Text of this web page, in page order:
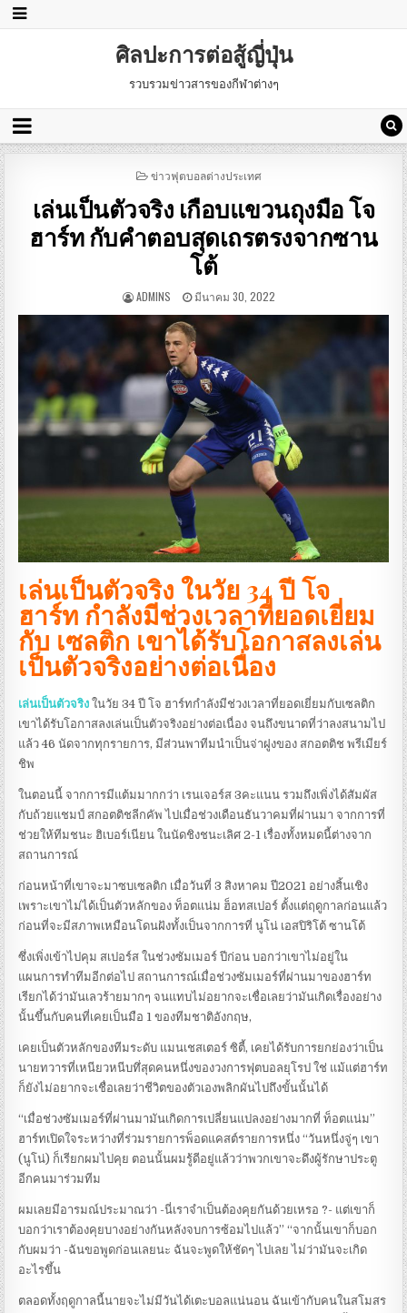
ศิลปะการต่อสู้ญี่ปุ่น
รวบรวมข่าวสารของกีฬาต่างๆ
POSTED
ข่าวฟุตบอลต่างประเทศ
เล่นเป็นตัวจริง เกือบแขวนถุงมือ โจ
ฮาร์ท กับคำตอบสุดเถรตรงจากซาน
โต้
ADMINS มีนาคม 30, 2022
เล่นเป็นตัวจริง ในวัย 34 ปี โจ
ฮาร์ท กำลังมีช่วงเวลาที่ยอดเยี่ยม
กับ เซลติก เขาได้รับโอกาสลงเล่น
เป็นตัวจริงอย่างต่อเนื่อง
เล่นเป็นตัวจริงในวัย 34 ปี โจ ฮาร์ทกำลังมีช่วงเวลาที่ยอดเยี่ยมกับเซลติก
เขาได้รับโอกาสลงเล่นเป็นตัวจริงอย่างต่อเนื่อง จนถึงขนาดที่ว่าลงสนามไป
แล้ว 46 นัดจากทุกรายการ, มีส่วนพาทีมนำเป็นจ่าฝูงของ สกอตติช พรีเมียร์
ชิพ
ในตอนนี้ จากการมีแต้มมากกว่า เรนเจอร์ส 3คะแนน รวมถึงเพิ่งได้สัมผัส
กับถ้วยแชมป์ สกอตติชลีกคัพ ไปเมื่อช่วงเดือนธันวาคมที่ผ่านมา จากการที่
ช่วยให้ทีมชนะ ฮิเบอร์เนียน ในนัดชิงชนะเลิศ 2-1 เรื่องทั้งหมดนี้ต่างจาก
สถานการณ์
ก่อนหน้าที่เขาจะมาซบเซลติก เมื่อวันที่ 3 สิงหาคม ปี2021 อย่างสิ้นเชิง
เพราะเขาไม่ได้เป็นตัวหลักของ ท็อตแน่ม ฮ็อทสเปอร์ ตั้งแต่ฤดูกาลก่อนแล้ว
ก่อนที่จะมีสภาพเหมือนโดนฝังทั้งเป็นจากการที่ นูโน่ เอสปิริโต้ ซานโต้
ซึ่งเพิ่งเข้าไปคุม สเปอร์ส ในช่วงซัมเมอร์ ปีก่อน บอกว่าเขาไม่อยู่ใน
แผนการทำทีมอีกต่อไป สถานการณ์เมื่อช่วงซัมเมอร์ที่ผ่านมาของฮาร์ท
เรียกได้ว่ามันเลวร้ายมากๆ จนแทบไม่อยากจะเชื่อเลยว่ามันเกิดเรื่องอย่าง
นั้นขึ้นกับคนที่เคยเป็นมือ 1 ของทีมชาติอังกฤษ,
เคยเป็นตัวหลักของทีมระดับ แมนเชสเตอร์ ซิตี้, เคยได้รับการยกย่องว่าเป็น
นายทวารที่เหนียวหนีบทึ่สุดคนหนึ่งของวงการฟุตบอลยุโรป ใช่ แม้แต่ฮาร์ท
ก็ยังไม่อยากจะเชื่อเลยว่าชีวิตของตัวเองพลิกผันไปถึงขั้นนั้นได้
“เมื่อช่วงซัมเมอร์ที่ผ่านมามันเกิดการเปลี่ยนแปลงอย่างมากที่ ท็อตแน่ม”
ฮาร์ทเปิดใจระหว่างที่ร่วมรายการพ็อดแคสต์รายการหนึ่ง “วันหนึ่งจู่ๆ เขา
(นูโน่) ก็เรียกผมไปคุย ตอนนั้นผมรู้ดีอยู่แล้วว่าพวกเขาจะดึงผู้รักษาประตู
อีกคนมาร่วมทีม
ผมเลยมีอารมณ์ประมาณว่า -นี่เราจำเป็นต้องคุยกันด้วยเหรอ ?- แต่เขาก็
บอกว่าเราต้องคุยบางอย่างกันหลังจบการซ้อมไปแล้ว” “จากนั้นเขาก็บอก
กับผมว่า -ฉันขอพูดก่อนเลยนะ ฉันจะพูดให้ชัดๆ ไปเลย ไม่ว่ามันจะเกิด
อะไรขึ้น
ตลอดทั้งฤดูกาลนี้นายจะไม่มีวันได้เตะบอลแน่นอน ฉันเข้ากับคนในสโมสร